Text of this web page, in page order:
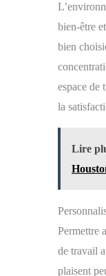
bien-être
bien
espace de
la
Lire
Permettre
de travail
plaisent